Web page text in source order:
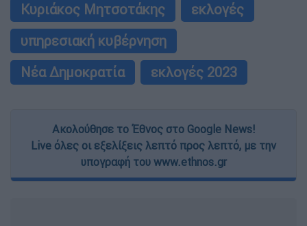
Κυριάκος Μητσοτάκης
εκλογές
υπηρεσιακή κυβέρνηση
Νέα Δημοκρατία
εκλογές 2023
Ακολούθησε το Έθνος στο Google News!
Live όλες οι εξελίξεις λεπτό προς λεπτό, με την
υπογραφή του www.ethnos.gr